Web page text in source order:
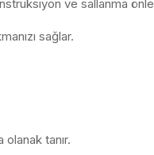
ve sallanma
sağlar.
olanak tanır.